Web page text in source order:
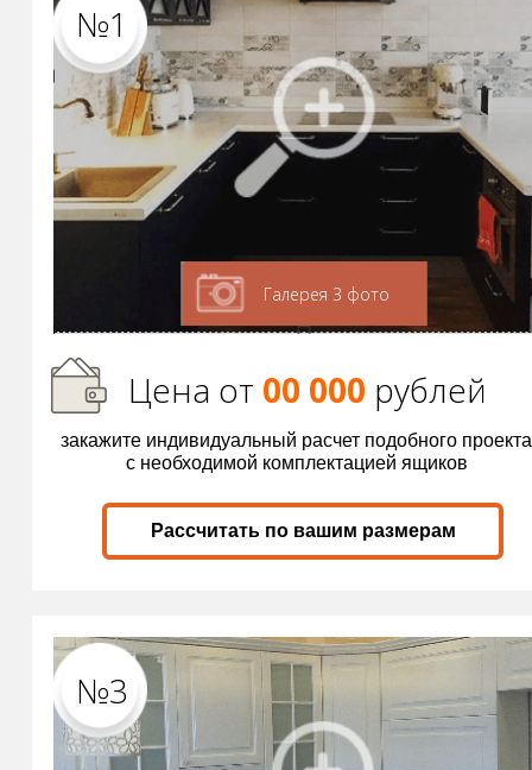
Цена от 00 000 рублей
закажите индивидуальный расчет подобного проекта
с необходимой комплектацией ящиков
№1
№3
Рассчитать по вашим размерам
Галерея 3 фото